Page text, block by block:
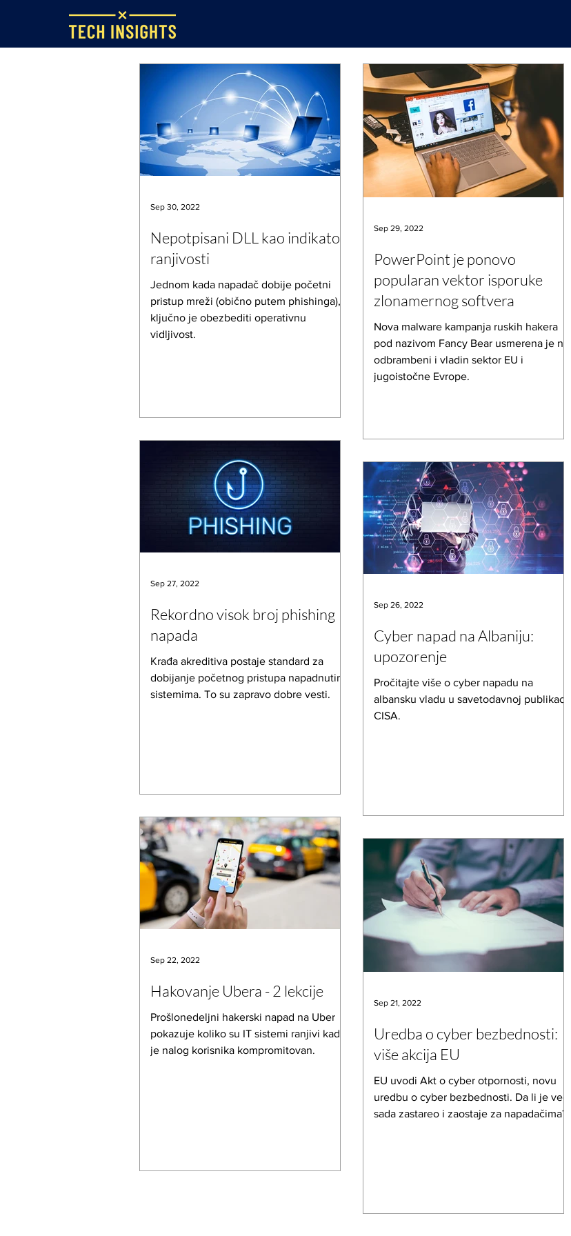
Nepotpisani DLL kao indikator
ranjivosti
Jednom kada napadač dobije početni
pristup mreži (obično putem phishinga),
ključno je obezbediti operativnu
vidljivost.
Sep 30, 2022
PowerPoint je ponovo
popularan vektor isporuke
zlonamernog softvera
Nova malware kampanja ruskih hakera
pod nazivom Fancy Bear usmerena je na
odbrambeni i vladin sektor EU i
jugoistočne Evrope.
Sep 29, 2022
Rekordno visok broj phishing
napada
Krađa akreditiva postaje standard za
dobijanje početnog pristupa napadnutim
sistemima. To su zapravo dobre vesti.
Sep 27, 2022
Cyber napad na Albaniju:
upozorenje
Pročitajte više o cyber napadu na
albansku vladu u savetodavnoj publikaciji
CISA.
Sep 26, 2022
Hakovanje Ubera - 2 lekcije
Prošlonedeljni hakerski napad na Uber
pokazuje koliko su IT sistemi ranjivi kada
je nalog korisnika kompromitovan.
Sep 22, 2022
Uredba o cyber bezbednosti:
više akcija EU
EU uvodi Akt o cyber otpornosti, novu
uredbu o cyber bezbednosti. Da li je već
sada zastareo i zaostaje za napadačima?
Sep 21, 2022